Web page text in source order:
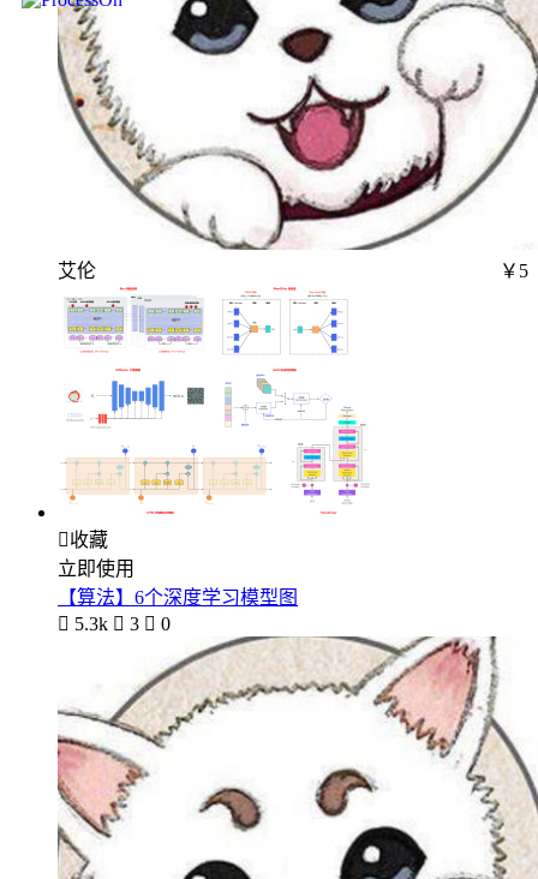
艾伦 ￥5
收藏
立即使用
【算法】6个深度学习模型图
 5.3k  3  0